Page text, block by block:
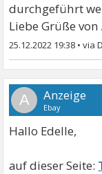
durchgeführt
Liebe Grüße von
25.12.2022 19:38 •
A
Hallo Edelle,